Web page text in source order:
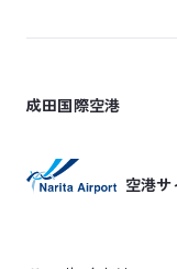
成田国際空港
空港サ